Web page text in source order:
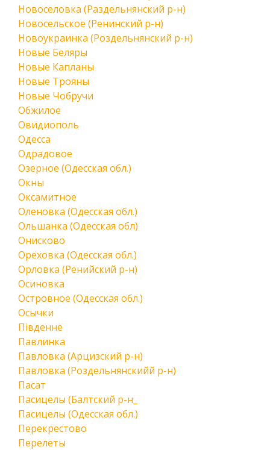
Новоселовка (Раздельнянский р-н)
Новосельское (Ренинский р-н)
Новоукраинка (Роздельнянский р-н)
Новые Беляры
Новые Капланы
Новые Трояны
Новые Чобручи
Обжилое
Овидиополь
Одесса
Одрадовое
Озерное (Одесская обл.)
Окны
Оксамитное
Оленовка (Одесская обл.)
Ольшанка (Одесская обл)
Онисково
Ореховка (Одесская обл.)
Орловка (Ренийский р-н)
Осиновка
Островное (Одесская обл.)
Осычки
Південне
Павлинка
Павловка (Арцизский р-н)
Павловка (Роздельнянскийй р-н)
Пасат
Пасицелы (Балтский р-н_
Пасицелы (Одесская обл.)
Перекрестово
Перелеты